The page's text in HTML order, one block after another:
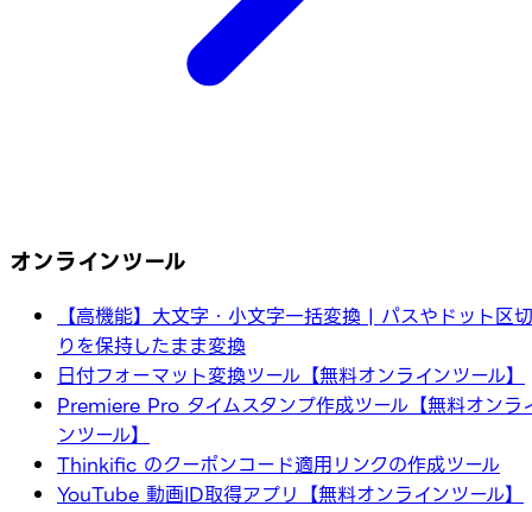
オンラインツール
【高機能】大文字・小文字一括変換 | パスやドット区切
りを保持したまま変換
日付フォーマット変換ツール【無料オンラインツール】
Premiere Pro タイムスタンプ作成ツール【無料オンラ
ンツール】
Thinkific のクーポンコード適用リンクの作成ツール
YouTube 動画ID取得アプリ【無料オンラインツール】